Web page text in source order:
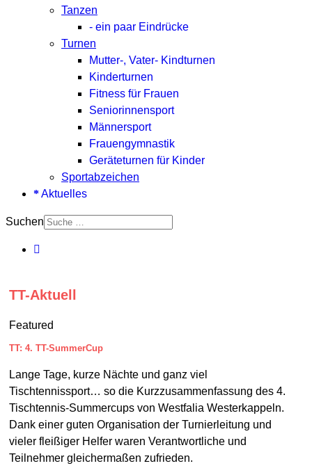
Tanzen
- ein paar Eindrücke
Turnen
Mutter-, Vater- Kindturnen
Kinderturnen
Fitness für Frauen
Seniorinnensport
Männersport
Frauengymnastik
Geräteturnen für Kinder
Sportabzeichen
Aktuelles
Suchen
TT-Aktuell
Featured
TT: 4. TT-SummerCup
Lange Tage, kurze Nächte und ganz viel
Tischtennissport… so die Kurzzusammenfassung des 4.
Tischtennis-Summercups von Westfalia Westerkappeln.
Dank einer guten Organisation der Turnierleitung und
vieler fleißiger Helfer waren Verantwortliche und
Teilnehmer gleichermaßen zufrieden.